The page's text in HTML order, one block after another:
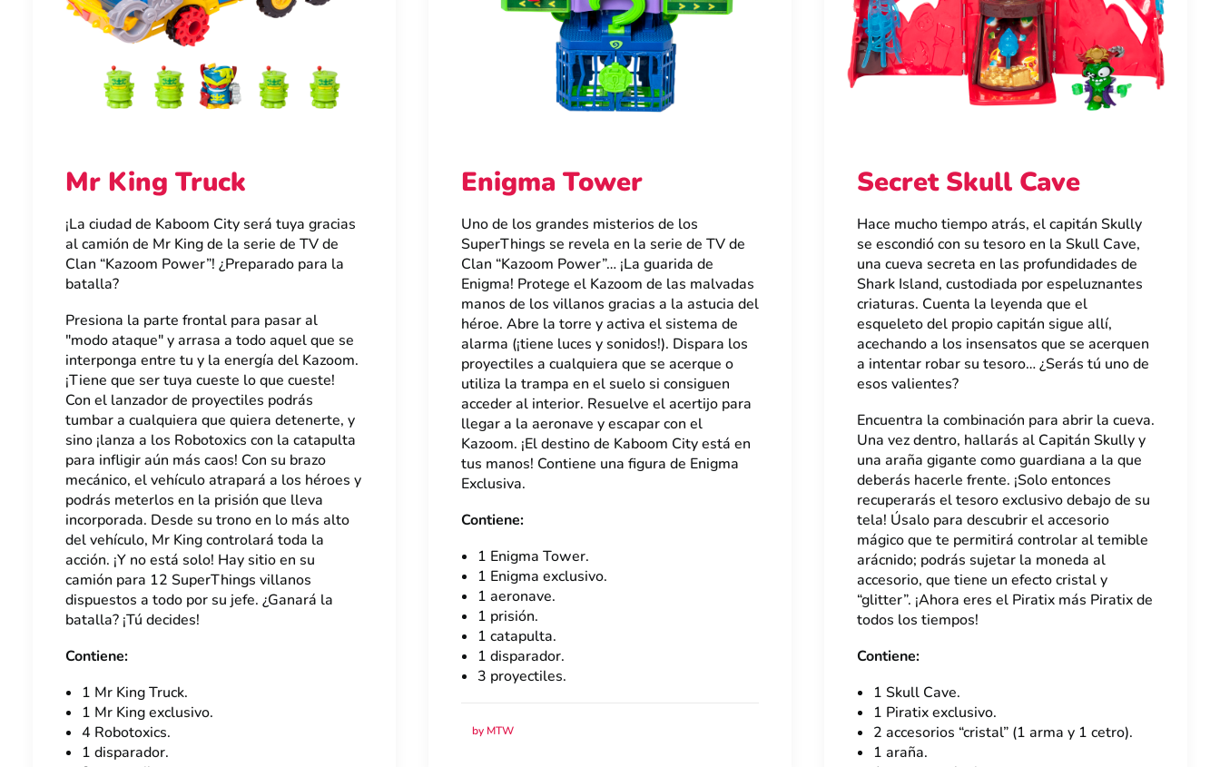
Mr King Truck
¡La ciudad de Kaboom City será tuya gracias
al camión de Mr King de la serie de TV de
Clan “Kazoom Power”! ¿Preparado para la
batalla?
Presiona la parte frontal para pasar al
"modo ataque" y arrasa a todo aquel que se
interponga entre tu y la energía del Kazoom.
¡Tiene que ser tuya cueste lo que cueste!
Con el lanzador de proyectiles podrás
tumbar a cualquiera que quiera detenerte, y
sino ¡lanza a los Robotoxics con la catapulta
para infligir aún más caos! Con su brazo
mecánico, el vehículo atrapará a los héroes y
podrás meterlos en la prisión que lleva
incorporada. Desde su trono en lo más alto
del vehículo, Mr King controlará toda la
acción. ¡Y no está solo! Hay sitio en su
camión para 12 SuperThings villanos
dispuestos a todo por su jefe. ¿Ganará la
batalla? ¡Tú decides!
Contiene:
1 Mr King Truck.
1 Mr King exclusivo.
4 Robotoxics.
1 disparador.
Enigma Tower
Uno de los grandes misterios de los
SuperThings se revela en la serie de TV de
Clan “Kazoom Power”… ¡La guarida de
Enigma! Protege el Kazoom de las malvadas
manos de los villanos gracias a la astucia del
héroe. Abre la torre y activa el sistema de
alarma (¡tiene luces y sonidos!). Dispara los
proyectiles a cualquiera que se acerque o
utiliza la trampa en el suelo si consiguen
acceder al interior. Resuelve el acertijo para
llegar a la aeronave y escapar con el
Kazoom. ¡El destino de Kaboom City está en
tus manos! Contiene una figura de Enigma
Exclusiva.
Contiene:
1 Enigma Tower.
1 Enigma exclusivo.
1 aeronave.
1 prisión.
1 catapulta.
1 disparador.
3 proyectiles.
by MTW
Secret Skull Cave
Hace mucho tiempo atrás, el capitán Skully
se escondió con su tesoro en la Skull Cave,
una cueva secreta en las profundidades de
Shark Island, custodiada por espeluznantes
criaturas. Cuenta la leyenda que el
esqueleto del propio capitán sigue allí,
acechando a los insensatos que se acerquen
a intentar robar su tesoro… ¿Serás tú uno de
esos valientes?
Encuentra la combinación para abrir la cueva.
Una vez dentro, hallarás al Capitán Skully y
una araña gigante como guardiana a la que
deberás hacerle frente. ¡Solo entonces
recuperarás el tesoro exclusivo debajo de su
tela! Úsalo para descubrir el accesorio
mágico que te permitirá controlar al temible
arácnido; podrás sujetar la moneda al
accesorio, que tiene un efecto cristal y
“glitter”. ¡Ahora eres el Piratix más Piratix de
todos los tiempos!
Contiene:
1 Skull Cave.
1 Piratix exclusivo.
2 accesorios “cristal” (1 arma y 1 cetro).
1 araña.